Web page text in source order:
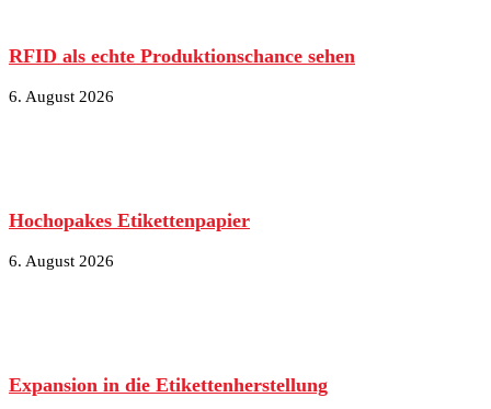
RFID als echte Produktionschance sehen
6. August 2026
Hochopakes Etikettenpapier
6. August 2026
Expansion in die Etikettenherstellung